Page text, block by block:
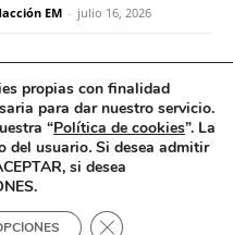
EM - julio 16, 2026
reclama más
sanitario
récord
española
EM
propias con finalidad
para dar nuestro servicio.
“Política de cookies”. La
del usuario. Si desea admitir
si desea
Cerrar el banner